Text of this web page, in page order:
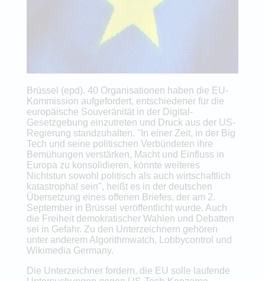
Brüssel (epd). 40 Organisationen haben die EU-
Kommission aufgefordert, entschiedener für die
europäische Souveränität in der Digital-
Gesetzgebung einzutreten und Druck aus der US-
Regierung standzuhalten. "In einer Zeit, in der Big
Tech und seine politischen Verbündeten ihre
Bemühungen verstärken, Macht und Einfluss in
Europa zu konsolidieren, könnte weiteres
Nichtstun sowohl politisch als auch wirtschaftlich
katastrophal sein", heißt es in der deutschen
Übersetzung eines offenen Briefes, der am 2.
September in Brüssel veröffentlicht wurde. Auch
die Freiheit demokratischer Wahlen und Debatten
sei in Gefahr. Zu den Unterzeichnern gehören
unter anderem Algorithmwatch, Lobbycontrol und
Wikimedia Germany.
Die Unterzeichner fordern, die EU solle laufende